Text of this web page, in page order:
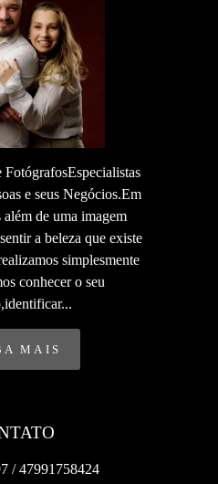
FotógrafosEspecialistas
e seus Negócios.Em
de uma imagem
a beleza que existe
simplesmente
conhecer o seu
MAIS
/ 47991758424